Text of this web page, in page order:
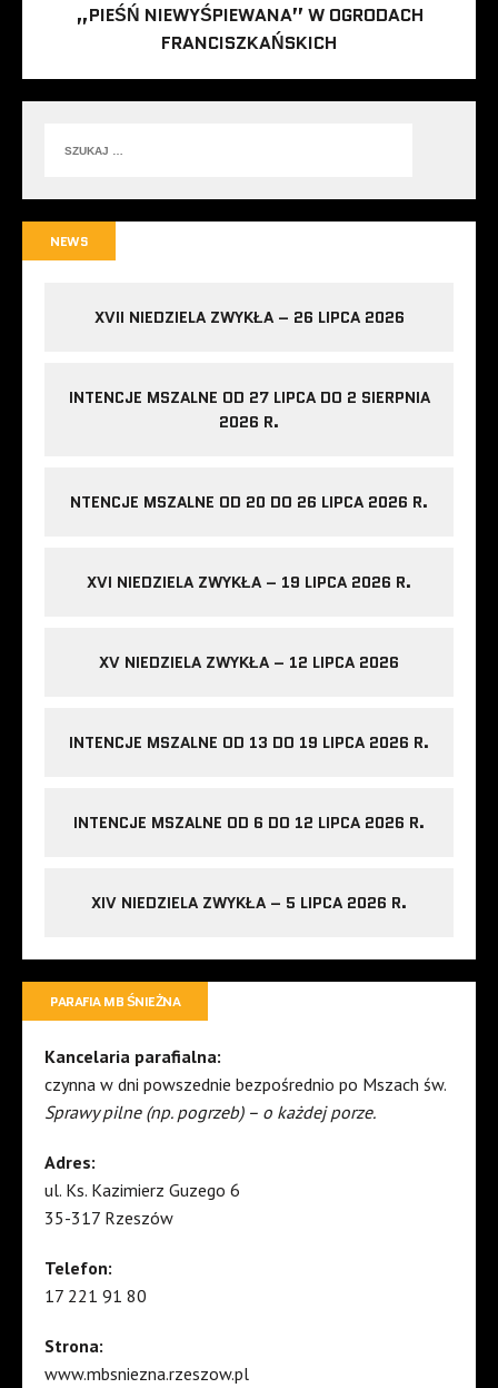
„PIEŚŃ NIEWYŚPIEWANA” W OGRODACH
FRANCISZKAŃSKICH
NEWS
XVII NIEDZIELA ZWYKŁA – 26 LIPCA 2026
INTENCJE MSZALNE OD 27 LIPCA DO 2 SIERPNIA
2026 R.
NTENCJE MSZALNE OD 20 DO 26 LIPCA 2026 R.
XVI NIEDZIELA ZWYKŁA – 19 LIPCA 2026 R.
XV NIEDZIELA ZWYKŁA – 12 LIPCA 2026
INTENCJE MSZALNE OD 13 DO 19 LIPCA 2026 R.
INTENCJE MSZALNE OD 6 DO 12 LIPCA 2026 R.
XIV NIEDZIELA ZWYKŁA – 5 LIPCA 2026 R.
PARAFIA MB ŚNIEŻNA
Kancelaria parafialna:
czynna w dni powszednie bezpośrednio po Mszach św.
Sprawy pilne (np. pogrzeb) – o każdej porze.
Adres:
ul. Ks. Kazimierz Guzego 6
35-317 Rzeszów
Telefon:
17 221 91 80
Strona:
www.mbsniezna.rzeszow.pl